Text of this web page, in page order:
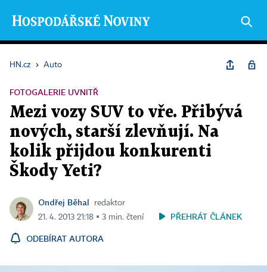
HN.cz › Auto
FOTOGALERIE UVNITŘ
Mezi vozy SUV to vře. Přibývá
nových, starší zlevňují. Na
kolik přijdou konkurenti
Škody Yeti?
Ondřej Běhal
redaktor
21. 4. 2013 21:18 ▪ 3 min. čtení
PŘEHRÁT ČLÁNEK
ODEBÍRAT AUTORA